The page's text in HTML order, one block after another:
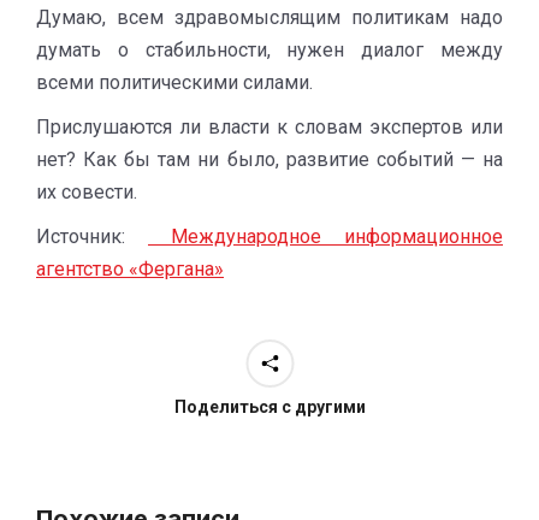
Думаю, всем здравомыслящим политикам надо
думать о стабильности, нужен диалог между
всеми политическими силами.
Прислушаются ли власти к словам экспертов или
нет? Как бы там ни было, развитие событий — на
их совести.
Источник:
Международное информационное
агентство «Фергана»
Поделиться с другими